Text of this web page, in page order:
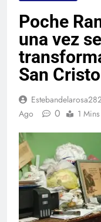
Poche
una vez
San
Ago
0 1 Mins